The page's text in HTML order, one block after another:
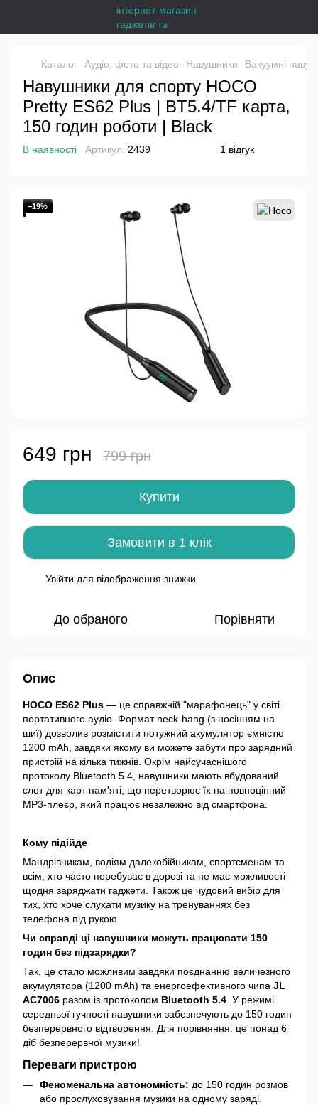
Каталог Аудіо, фото та відео Навушники Вакуумні
Навушники для спорту HOCO
Pretty ES62 Plus | BT5.4/TF карта,
150 годин роботи | Black
В наявності Артикул: 2439 1 відгук
−19%
649 грн 799 грн
Купити
Замовити в 1 клік
Увійти для відображення знижки
До обраного Порівняти
Опис
HOCO ES62 Plus — це справжній "марафонець" у світі
портативного аудіо. Формат neck-hang (з носінням на
шиї) дозволив розмістити потужний акумулятор ємністю
1200 mAh, завдяки якому ви можете забути про зарядний
пристрій на кілька тижнів. Окрім найсучаснішого
протоколу Bluetooth 5.4, навушники мають вбудований
слот для карт пам'яті, що перетворює їх на повноцінний
MP3-плеєр, який працює незалежно від смартфона.
Кому підійде
Мандрівникам, водіям далекобійникам, спортсменам та
всім, хто часто перебуває в дорозі та не має можливості
щодня заряджати гаджети. Також це чудовий вибір для
тих, хто хоче слухати музику на тренуваннях без
телефона під рукою.
Чи справді ці навушники можуть працювати 150
годин без підзарядки?
Так, це стало можливим завдяки поєднанню величезного
акумулятора (1200 mAh) та енергоефективного чипа JL
AC7006 разом із протоколом Bluetooth 5.4 . У режимі
середньої гучності навушники забезпечують до 150 годин
безперервного відтворення. Для порівняння: це понад 6
діб безперервної музики!
Переваги пристрою
Феноменальна автономність: до 150 годин розмов
або прослуховування музики на одному заряді.